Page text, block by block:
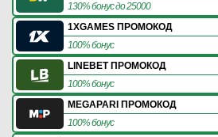
130% бонус до 25000
1XGAMES ПРОМОКОД
100% бонус
LINEBET ПРОМОКОД
100% бонус
MEGAPARI ПРОМОКОД
100% бонус